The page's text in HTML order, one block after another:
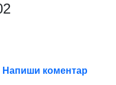
Напиши коментар